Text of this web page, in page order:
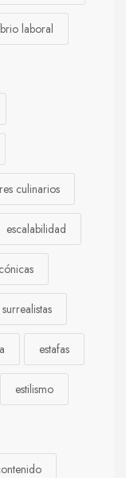
laboral
culinarios
escalabilidad
estafas
estilismo